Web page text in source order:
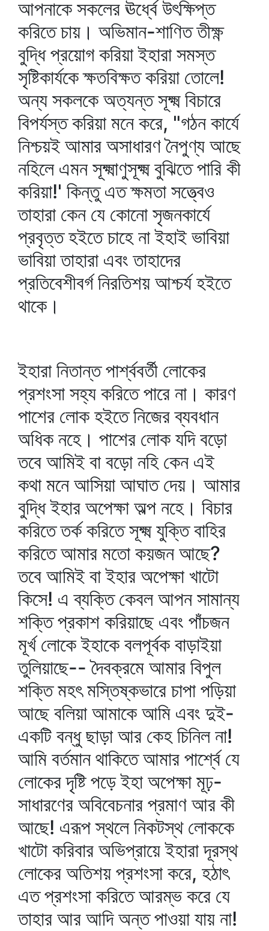
আপনাকে সকলের ঊর্ধ্বে উৎক্ষিপ্ত
করিতে চায়। অভিমান-শাণিত তীক্ষ্ণ
বুদ্ধি প্রয়োগ করিয়া ইহারা সমস্ত
সৃষ্টিকার্যকে ক্ষতবিক্ষত করিয়া তোলে!
অন্য সকলকে অত্যন্ত সূক্ষ্ম বিচারে
বিপর্যস্ত করিয়া মনে করে, "গঠন কার্যে
নিশ্চয়ই আমার অসাধারণ নৈপুণ্য আছে
নহিলে এমন সূক্ষ্মাণুসূক্ষ্ম বুঝিতে পারি কী
করিয়া!' কিন্তু এত ক্ষমতা সত্ত্বেও
তাহারা কেন যে কোনো সৃজনকার্যে
প্রবৃত্ত হইতে চাহে না ইহাই ভাবিয়া
ভাবিয়া তাহারা এবং তাহাদের
প্রতিবেশীবর্গ নিরতিশয় আশ্চর্য হইতে
থাকে।
ইহারা নিতান্ত পার্শ্ববর্তী লোকের
প্রশংসা সহ্য করিতে পারে না। কারণ
পাশের লোক হইতে নিজের ব্যবধান
অধিক নহে। পাশের লোক যদি বড়ো
তবে আমিই বা বড়ো নহি কেন এই
কথা মনে আসিয়া আঘাত দেয়। আমার
বুদ্ধি ইহার অপেক্ষা অল্প নহে। বিচার
করিতে তর্ক করিতে সূক্ষ্ম যুক্তি বাহির
করিতে আমার মতো কয়জন আছে?
তবে আমিই বা ইহার অপেক্ষা খাটো
কিসে! এ ব্যক্তি কেবল আপন সামান্য
শক্তি প্রকাশ করিয়াছে এবং পাঁচজন
মূর্খ লোকে ইহাকে বলপূর্বক বাড়াইয়া
তুলিয়াছে-- দৈবক্রমে আমার বিপুল
শক্তি মহৎ মস্তিষ্কভারে চাপা পড়িয়া
আছে বলিয়া আমাকে আমি এবং দুই-
একটি বন্ধু ছাড়া আর কেহ চিনিল না!
আমি বর্তমান থাকিতে আমার পার্শ্বে যে
লোকের দৃষ্টি পড়ে ইহা অপেক্ষা মূঢ়-
সাধারণের অবিবেচনার প্রমাণ আর কী
আছে! এরূপ স্থলে নিকটস্থ লোককে
খাটো করিবার অভিপ্রায়ে ইহারা দূরস্থ
লোকের অতিশয় প্রশংসা করে, হঠাৎ
এত প্রশংসা করিতে আরম্ভ করে যে
তাহার আর আদি অন্ত পাওয়া যায় না!